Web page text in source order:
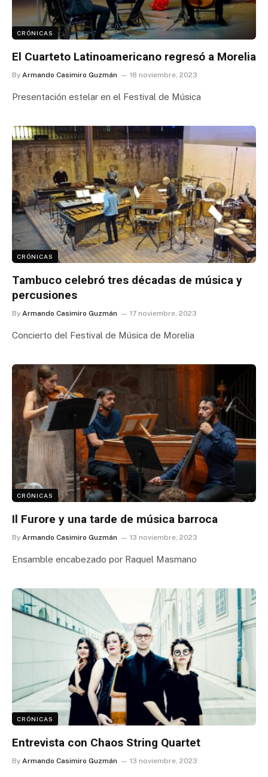
CRÓNICAS
El Cuarteto Latinoamericano regresó a Morelia
By Armando Casimiro Guzmán 18 noviembre, 2023
Presentación estelar en el Festival de Música
CRÓNICAS
Tambuco celebró tres décadas de música y
percusiones
By Armando Casimiro Guzmán 17 noviembre, 2023
Concierto del Festival de Música de Morelia
CRÓNICAS
Il Furore y una tarde de música barroca
By Armando Casimiro Guzmán 13 noviembre, 2023
Ensamble encabezado por Raquel Masmano
CRÓNICAS
Entrevista con Chaos String Quartet
By Armando Casimiro Guzmán 13 noviembre, 2023